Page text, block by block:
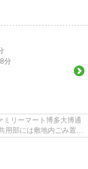
分
ミリーマート博多大博通
部には敷地内ごみ置き